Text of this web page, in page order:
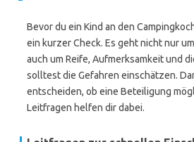
Bevor du ein Kind an den
ein kurzer Check. Es geht nicht nur
auch um Reife, Aufmerksamkeit und
solltest die Gefahren einschätzen.
entscheiden, ob eine Beteiligung
Leitfragen helfen dir dabei.